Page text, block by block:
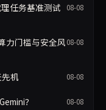
任务基准测试
08-08
力门槛与安全风08-08
机 08-08
？ 08-08